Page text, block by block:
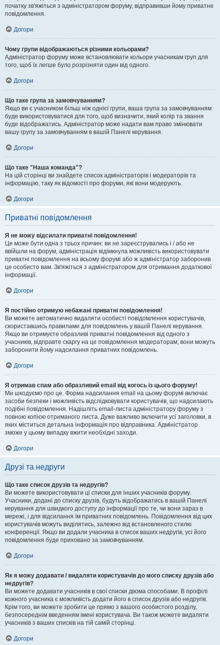
початку зв'яжіться з адміністратором форуму, відправивши йому приватне
повідомлення.
Догори
Чому групи відображаються різними кольорами?
Адміністратор форуму може встановлювати кольори учасникам груп для
того, щоб їх легше було розрізняти один від одного.
Догори
Що таке група за замовчуванням?
Якщо ви є учасником більш ніж однієї групи, ваша група за замовчуванням
буде використовуватися для того, щоб визначити, який колір та звання
буде відображатись. Адміністратор може надати вам право змінювати
вашу групу за замовчуванням в вашій Панелі керування.
Догори
Що таке "Наша команда"?
На цій сторінці ви знайдете список адміністраторів і модераторів та
інформацію, таку як відомості про форуми, які вони модерують.
Догори
Приватні повідомлення
Я не можу відсилати приватні повідомлення!
Це може бути одна з трьох причин: ви не зареєструвались і / або не
ввійшли на форум, адміністрація відімкнула можливість використовувати
приватні повідомлення на всьому форумі або ж адміністратор заборонив
це особисто вам. Зв'яжіться з адміністратором для отримання додаткової
інформації.
Догори
Я постійно отримую небажані приватні повідомлення!
Ви можете автоматично видаляти особисті повідомлення користувачів,
скориставшись правилами для повідомлень у вашій Панелі керування.
Якщо ви отримуєте образливі приватні повідомлення від одного з
учасників, відправте скаргу на це повідомлення модераторам; вони можуть
заборонити йому надсилання приватних повідомлень.
Догори
Я отримав спам або образливий email від когось із цього форуму!
Ми шкодуємо про це. Форма надсилання email на цьому форумі включає
засоби безпеки і можливість відслідковувати користувачів, що надсилають
подібні повідомлення. Надішліть email-листа адміністратору форуму з
повною копією отриманого листа. Дуже важливо включити усі заголовки, в
яких міститься детальна інформація про відправника. Адміністратор
зможе у цьому випадку вжити необхідні заходи.
Догори
Друзі та недруги
Що таке список друзів та недругів?
Ви можете використовувати ці списки для інших учасників форуму.
Учасники, додані до списку друзів, будуть відображатись в вашій Панелі
керування для швидкого доступу до інформації про те, чи вони зараз в
мережі, і для відсилання їм приватних повідомлень. Повідомлення від цих
користувачів можуть виділятись, залежно від встановленого стилю
конференції. Якщо ви додали учасника в список ваших недругів, усі його
повідомлення буде приховано за замовчуванням.
Догори
Як я можу додавати / видаляти користувачів до мого списку друзів або
недругів?
Ви можете додавати учасників в свої списки двома способами. В профілі
кожного учасника є можливість додати його в список друзів або недругів.
Крім того, ви можете зробити це прямо з вашого особистого розділу,
безпосереднім введенням імені користувача. Ви також можете видаляти
учасників з ваших списків на тій самій сторінці.
Догори